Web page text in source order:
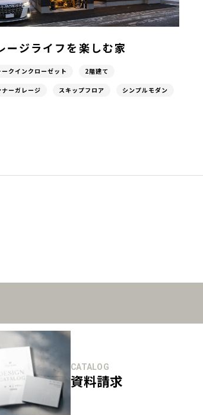
ージライフを楽しむ家
ークインクローゼット 2階建て
ナーガレージ スキップフロア シンプルモダン
CATALOG
資料請求